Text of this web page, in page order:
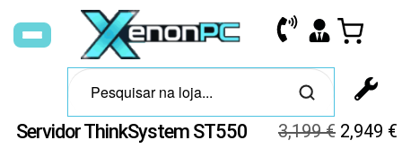
Servidor ThinkSystem ST550 3,199€ 2,949 €